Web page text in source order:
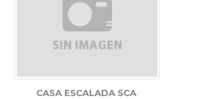
CASA ESCALADA SCA